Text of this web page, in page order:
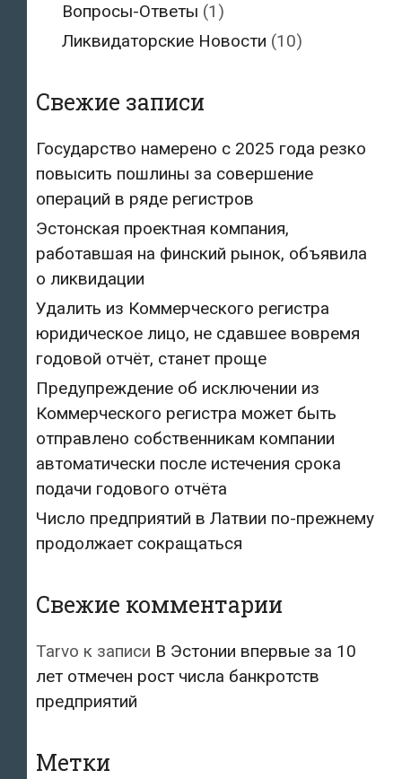
Вопросы-Ответы (1)
Ликвидаторские Новости (10)
Свежие записи
Государство намерено с 2025 года резко
повысить пошлины за совершение
операций в ряде регистров
Эстонская проектная компания,
работавшая на финский рынок, объявила
о ликвидации
Удалить из Коммерческого регистра
юридическое лицо, не сдавшее вовремя
годовой отчёт, станет проще
Предупреждение об исключении из
Коммерческого регистра может быть
отправлено собственникам компании
автоматически после истечения срока
подачи годового отчёта
Число предприятий в Латвии по-прежнему
продолжает сокращаться
Свежие комментарии
Tarvo к записи В Эстонии впервые за 10
лет отмечен рост числа банкротств
предприятий
Метки